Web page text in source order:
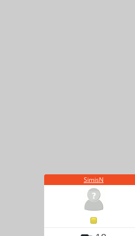
SimisN